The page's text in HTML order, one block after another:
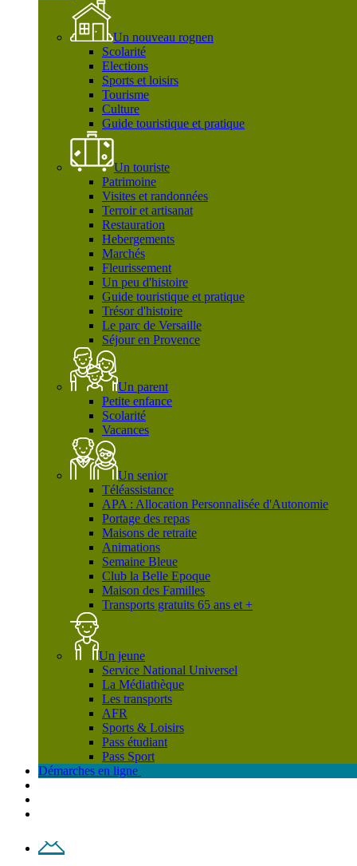
Un nouveau rognen
Scolarité
Elections
Sports et loisirs
Tourisme
Culture
Guide touristique et pratique
Un touriste
Patrimoine
Visites et randonnées
Terroir et artisanat
Restauration
Hebergements
Marchés
Fleurissement
Un peu d'histoire
Guide touristique et pratique
Trésor d'histoire
Le parc de Versaille
Séjour en Provence
Un parent
Petite enfance
Scolarité
Vacances
Un senior
Téléassistance
APA : Allocation Personnalisée d'Autonomie
Portage des repas
Maisons de retraite
Animations
Semaine Bleue
Club la Belle Epoque
Maison des Familles
Transports gratuits 65 ans et +
Un jeune
Service National Universel
La Médiathèque
Les transports
AFR
Sports & Loisirs
Pass étudiant
Pass Sport
Démarches en ligne
Contact